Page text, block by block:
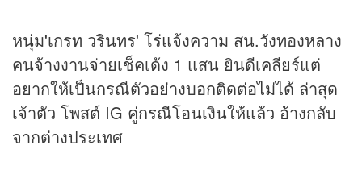
หนุ่ม'เกรท วรินทร' โร่แจ้งความ สน.วังทองหลาง
คนจ้างงานจ่ายเช็คเด้ง 1 แสน ยินดีเคลียร์แต่
อยากให้เป็นกรณีตัวอย่างบอกติดต่อไม่ได้ ล่าสุด
เจ้าตัว โพสต์ IG คู่กรณีโอนเงินให้แล้ว อ้างกลับ
จากต่างประเทศ